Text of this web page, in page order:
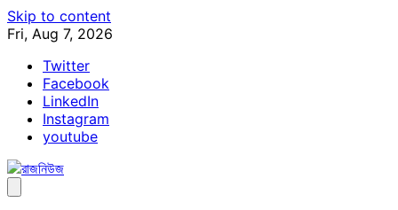
Skip to content
Fri, Aug 7, 2026
Twitter
Facebook
LinkedIn
Instagram
youtube